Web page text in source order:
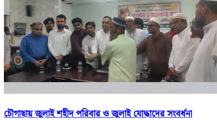
চৌগাছায় জুলাই শহীদ পরিবার ও জুলাই যোদ্ধাদের সংবর্ধনা